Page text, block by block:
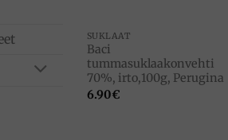
SUKLAAT
Baci
tummasuklaakonvehti
70%, irto,100g, Perugina
6.90€